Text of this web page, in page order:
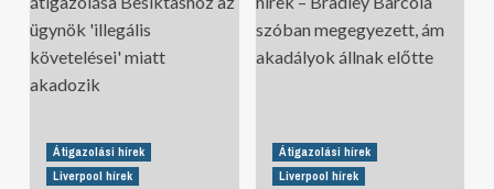
Átigazolási hírek
Liverpool hírek
Átigazolási hírek
Liverpool hírek